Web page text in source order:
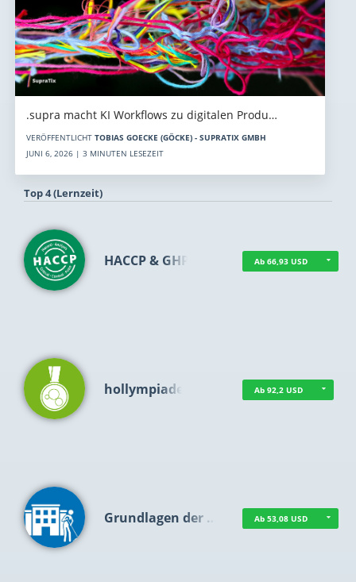
.supra macht KI Workflows zu digitalen Produ…
VERÖFFENTLICHT TOBIAS GOECKE (GÖCKE) - SUPRATIX GMBH
JUNI 6, 2026 | 3 MINUTEN LESEZEIT
Top 4 (Lernzeit)
HACCP & GHP Ab 66,93 USD
hollympiade Ab 92,2 USD
Grundlagen der … Ab 53,08 USD